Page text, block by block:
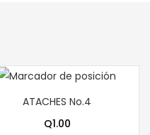
ATACHES No.4
Q1.00